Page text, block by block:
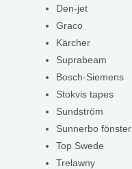
Den-jet
Graco
Kärcher
Suprabeam
Bosch-Siemens
Stokvis tapes
Sundström
Sunnerbo fönster
Top Swede
Trelawny